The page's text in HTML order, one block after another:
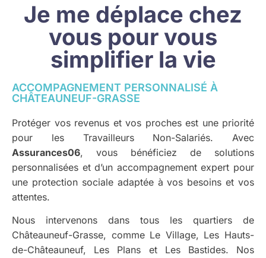
Je me déplace chez
vous pour vous
simplifier la vie
ACCOMPAGNEMENT PERSONNALISÉ À
CHÂTEAUNEUF-GRASSE
Protéger vos revenus et vos proches est une priorité
pour les Travailleurs Non-Salariés. Avec
Assurances06, vous bénéficiez de solutions
personnalisées et d’un accompagnement expert pour
une protection sociale adaptée à vos besoins et vos
attentes.
Nous intervenons dans tous les quartiers de
Châteauneuf-Grasse, comme Le Village, Les Hauts-
de-Châteauneuf, Les Plans et Les Bastides. Nos